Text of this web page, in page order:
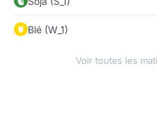
Blé (W_1)
Voir toutes les